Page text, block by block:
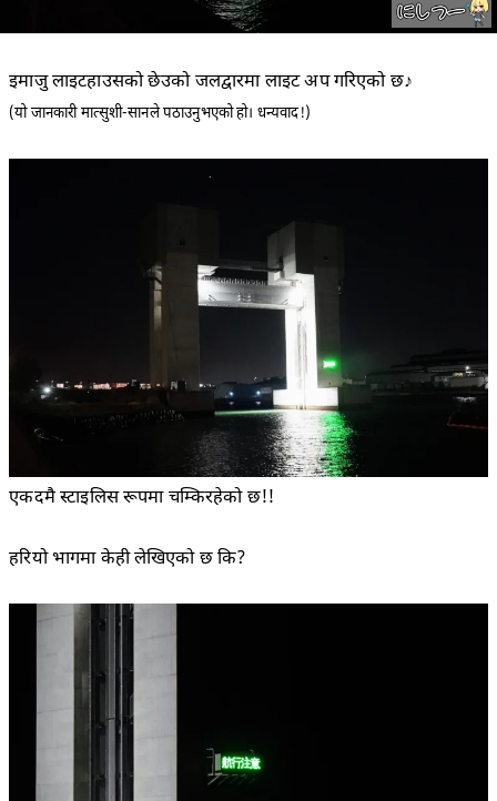
इमाजु लाइटहाउसको छेउको जलद्वारमा लाइट अप गरिएको छ♪
(यो जानकारी मात्सुशी-सानले पठाउनुभएको हो। धन्यवाद!)
एकदमै स्टाइलिस रूपमा चम्किरहेको छ!!
हरियो भागमा केही लेखिएको छ कि?